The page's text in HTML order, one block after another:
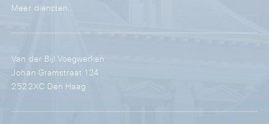
Meer diensten...
Van der Bijl Voegwerken
Johan Gramstraat 124
2522XC Den Haag